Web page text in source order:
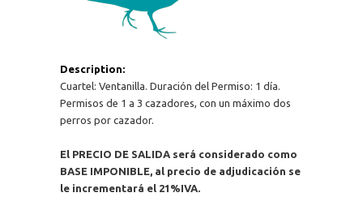
Description:
Cuartel: Ventanilla. Duración del Permiso: 1 día.
Permisos de 1 a 3 cazadores, con un máximo dos
perros por cazador.
El PRECIO DE SALIDA será considerado como
BASE IMPONIBLE, al precio de adjudicación se
le incrementará el 21%IVA.